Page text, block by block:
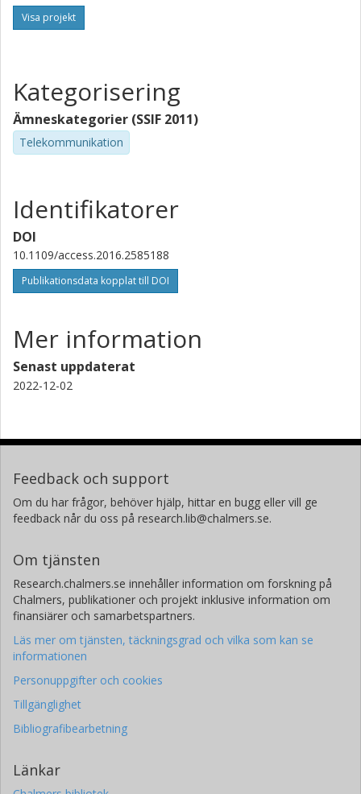
Visa projekt
Kategorisering
Ämneskategorier (SSIF 2011)
Telekommunikation
Identifikatorer
DOI
10.1109/access.2016.2585188
Publikationsdata kopplat till DOI
Mer information
Senast uppdaterat
2022-12-02
Feedback och support
Om du har frågor, behöver hjälp, hittar en bugg eller vill ge
feedback når du oss på research.lib@chalmers.se.
Om tjänsten
Research.chalmers.se innehåller information om forskning på
Chalmers, publikationer och projekt inklusive information om
finansiärer och samarbetspartners.
Läs mer om tjänsten, täckningsgrad och vilka som kan se
informationen
Personuppgifter och cookies
Tillgänglighet
Bibliografibearbetning
Länkar